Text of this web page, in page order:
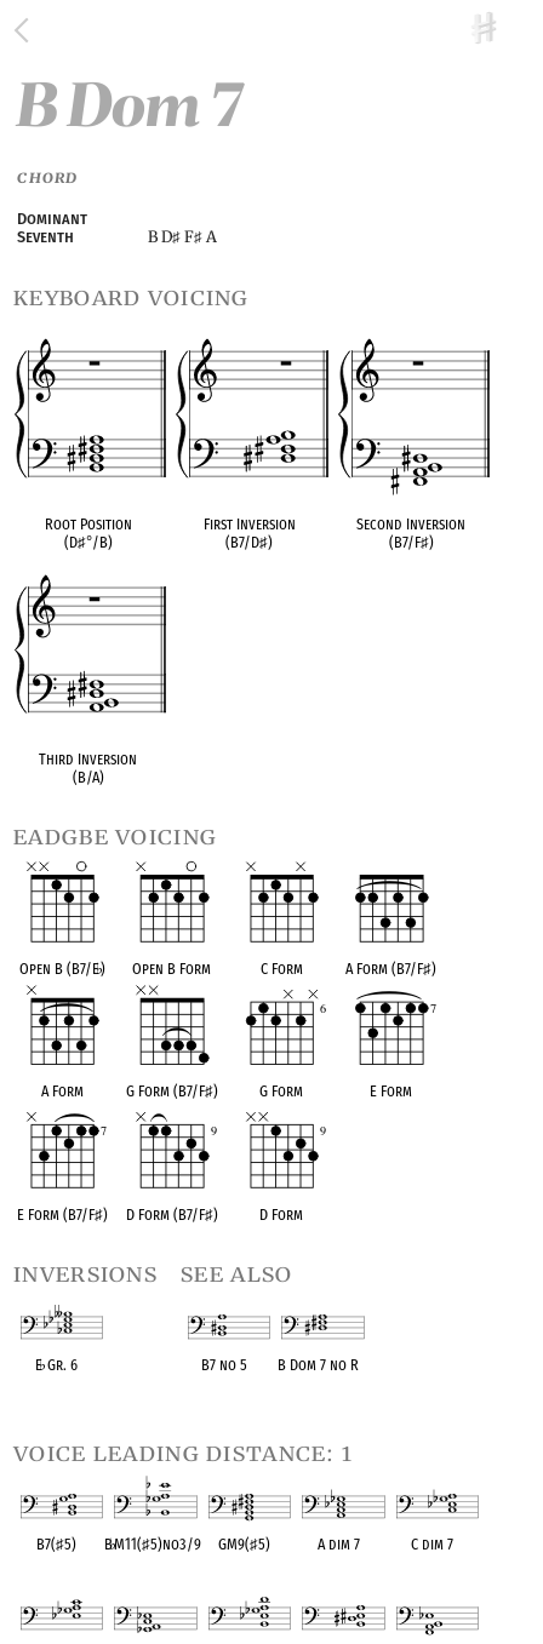
B Dom 7
CHORD
Dominant
Seventh
B D♯ F♯ A
keyboard voicing
Root Position
(D♯°/B)
First Inversion
(B7/D♯)
Second Inversion
(B7/F♯)
Third Inversion
(B/A)
eadgbe voicing
Open B (B7/E♭) Open B Form C Form A Form (B7/F♯)
A Form G Form (B7/F♯) G Form E Form
E Form (B7/F♯) D Form (B7/F♯) D Form
inversions
E♭Gr. 6
see also
B7 no 5 B Dom 7 no R
voice leading distance: 1
B7(♯5) B♭M11(♯5)no3/9 GM9(♯5) A dim 7 C dim 7